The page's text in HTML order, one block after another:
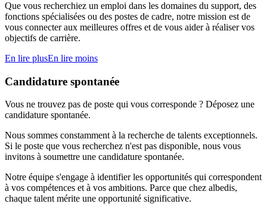
Que vous recherchiez un emploi dans les domaines du support, des
fonctions spécialisées ou des postes de cadre, notre mission est de
vous connecter aux meilleures offres et de vous aider à réaliser vos
objectifs de carrière.
En lire plusEn lire moins
Candidature spontanée
Vous ne trouvez pas de poste qui vous corresponde ? Déposez une
candidature spontanée.
Nous sommes constamment à la recherche de talents exceptionnels.
Si le poste que vous recherchez n'est pas disponible, nous vous
invitons à soumettre une candidature spontanée.
Notre équipe s'engage à identifier les opportunités qui correspondent
à vos compétences et à vos ambitions. Parce que chez albedis,
chaque talent mérite une opportunité significative.